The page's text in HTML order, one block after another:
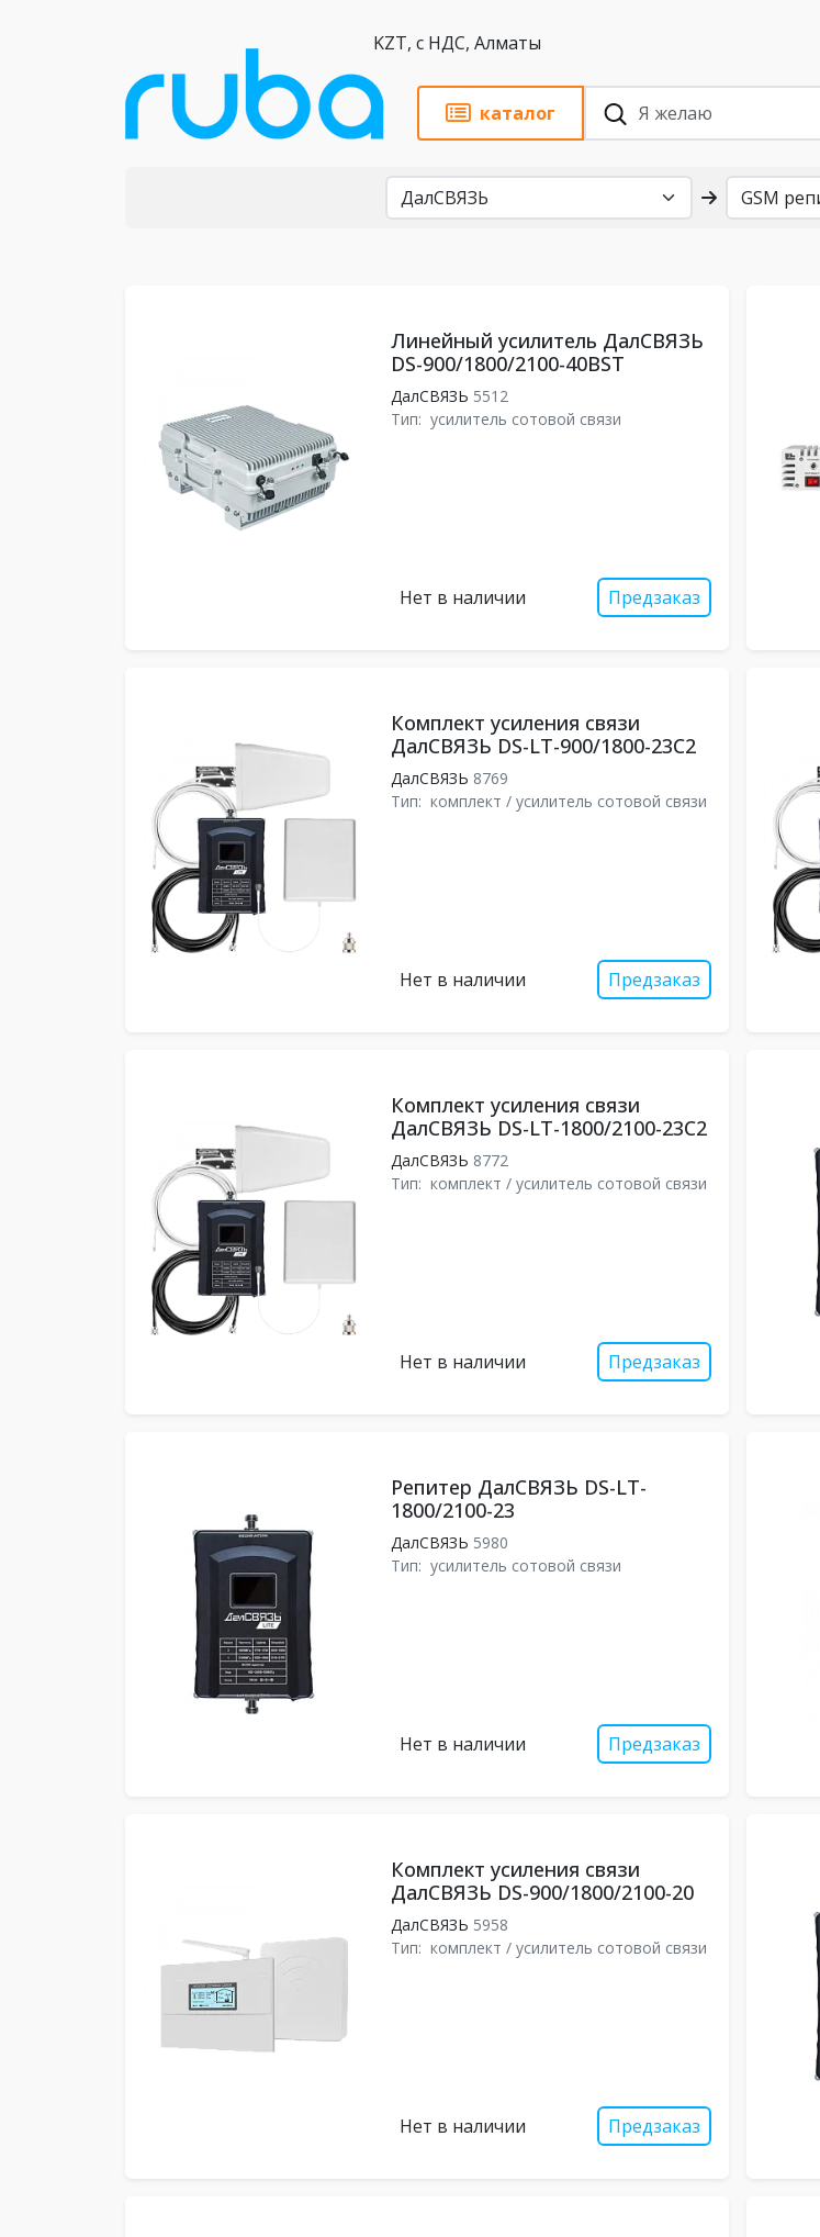
KZT, с НДС, Алматы
каталог
Линейный усилитель ДалСВЯЗЬ
DS-900/1800/2100-40BST
ДалСВЯЗЬ 5512
Тип: усилитель сотовой связи
Нет в наличии Предзаказ
Комплект усиления связи
ДалСВЯЗЬ DS-LT-900/1800-23C2
ДалСВЯЗЬ 8769
Тип: комплект / усилитель сотовой связи
Нет в наличии Предзаказ
Комплект усиления связи
ДалСВЯЗЬ DS-LT-1800/2100-23C2
ДалСВЯЗЬ 8772
Тип: комплект / усилитель сотовой связи
Нет в наличии Предзаказ
Репитер ДалСВЯЗЬ DS-LT-
1800/2100-23
ДалСВЯЗЬ 5980
Тип: усилитель сотовой связи
Нет в наличии Предзаказ
Комплект усиления связи
ДалСВЯЗЬ DS-900/1800/2100-20
ДалСВЯЗЬ 5958
Тип: комплект / усилитель сотовой связи
Нет в наличии Предзаказ